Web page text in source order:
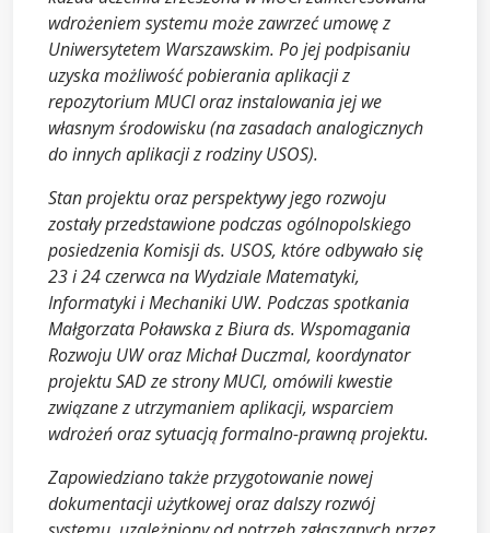
wdrożeniem systemu może zawrzeć umowę z
Uniwersytetem Warszawskim. Po jej podpisaniu
uzyska możliwość pobierania aplikacji z
repozytorium MUCI oraz instalowania jej we
własnym środowisku (na zasadach analogicznych
do innych aplikacji z rodziny USOS).
Stan projektu oraz perspektywy jego rozwoju
zostały przedstawione podczas ogólnopolskiego
posiedzenia Komisji ds. USOS, które odbywało się
23 i 24 czerwca na Wydziale Matematyki,
Informatyki i Mechaniki UW. Podczas spotkania
Małgorzata Poławska z Biura ds. Wspomagania
Rozwoju UW oraz Michał Duczmal, koordynator
projektu SAD ze strony MUCI, omówili kwestie
związane z utrzymaniem aplikacji, wsparciem
wdrożeń oraz sytuacją formalno-prawną projektu.
Zapowiedziano także przygotowanie nowej
dokumentacji użytkowej oraz dalszy rozwój